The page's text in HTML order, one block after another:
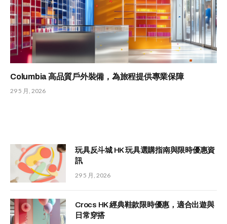
Columbia 高品質戶外裝備，為旅程提供專業保障
29 5 月, 2026
玩具反斗城 HK 玩具選購指南與限時優惠資
訊
29 5 月, 2026
Crocs HK 經典鞋款限時優惠，適合出遊與
日常穿搭